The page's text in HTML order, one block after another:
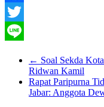
Facebook
Twitter
← Soal Sekda
Ridwan Kamil
Rapat Paripurna
Jabar: Anggota